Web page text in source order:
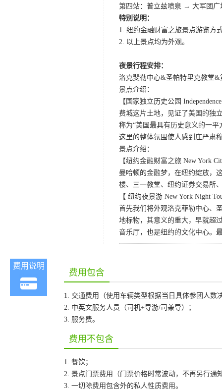
第四站：普立兹喷泉 → 大军团
特别说明：
1. 纽约金融财富之旅景点游览方
2. 以上景点均为外观。
夜景行程安排：
洛克斐勒中心&圣帕特里克教堂
景点介绍：
【国家独立历史公园
费城这片土地，见证了美国的独
称为“美国最具有历史意义的一
这里的整体氛围使人感到庄严肃
景点介绍：
【纽约金融财富之旅 New York
曼哈顿的金融梦，在纽约绽放，
楼、三一教堂、纽约证券交易所
【 纽约夜景游 New York Night
首先我们将外观洛克菲勒中心、
地标物，其意义的重大，早就超
音乐厅，也是纽约的文化中心。
费用说明
费用包含
1. 交通费用（使用车辆类型根据当日具体参团人数
2. 中英文服务人员（司机+导游/司兼导）；
3. 服务费。
费用不包含
1. 餐饮；
2. 景点门票费用（门票价格时常波动，不再另行通
3. 一切除费用包含外的私人性质费用。